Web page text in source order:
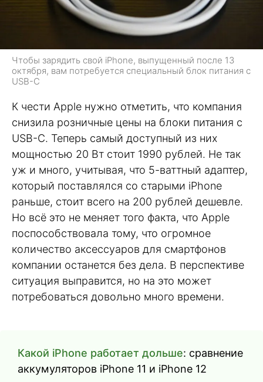
Чтобы зарядить свой iPhone, выпущенный после 13
октября, вам потребуется специальный блок питания с
USB-C
К чести Apple нужно отметить, что компания
снизила розничные цены на блоки питания с
USB-C. Теперь самый доступный из них
мощностью 20 Вт стоит 1990 рублей. Не так
уж и много, учитывая, что 5-ваттный адаптер,
который поставлялся со старыми iPhone
раньше, стоит всего на 200 рублей дешевле.
Но всё это не меняет того факта, что Apple
поспособствовала тому, что огромное
количество аксессуаров для смартфонов
компании останется без дела. В перспективе
ситуация выправится, но на это может
потребоваться довольно много времени.
Какой iPhone работает дольше: сравнение
аккумуляторов iPhone 11 и iPhone 12